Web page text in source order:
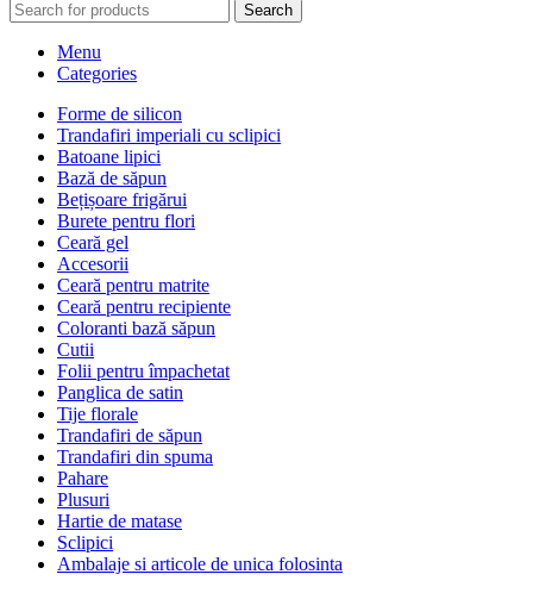
Search
Menu
Categories
Forme de silicon
Trandafiri imperiali cu sclipici
Batoane lipici
Bază de săpun
Bețișoare frigărui
Burete pentru flori
Ceară gel
Accesorii
Ceară pentru matrite
Ceară pentru recipiente
Coloranti bază săpun
Cutii
Folii pentru împachetat
Panglica de satin
Tije florale
Trandafiri de săpun
Trandafiri din spuma
Pahare
Plusuri
Hartie de matase
Sclipici
Ambalaje si articole de unica folosinta